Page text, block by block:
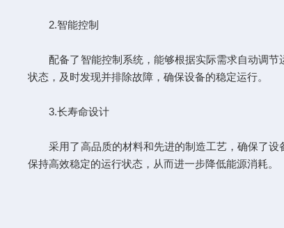
2.智能控制
配备了智能控制系统，能够根据实际需求自动调节
状态，及时发现并排除故障，确保设备的稳定运行。
3.长寿命设计
采用了高品质的材料和先进的制造工艺，确保了设
保持高效稳定的运行状态，从而进一步降低能源消耗。